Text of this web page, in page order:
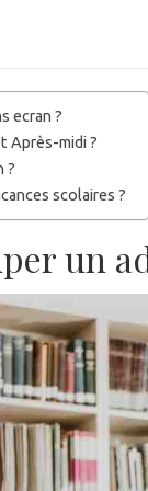
ecran ?
Après-midi ?
?
scolaires ?
un